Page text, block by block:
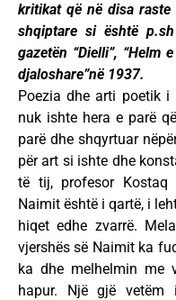
kritikat që në disa raste
shqiptare si është
gazetën “Dielli”,
djaloshare”në 1937.
Poezia dhe arti poetik i
nuk ishte hera e parë
parë dhe shqyrtuar
për art si ishte dhe
të tij, profesor
Naimit është i qartë, i
hiqet edhe zvarrë.
vjershës së Naimit ka
ka dhe melhelmin me
hapur. Një gjë vetëm